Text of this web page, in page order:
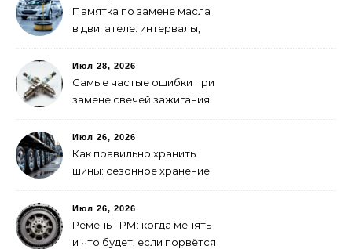
Памятка по замене масла
в двигателе: интервалы,
Июл 28, 2026
Самые частые ошибки при
замене свечей зажигания
Июл 26, 2026
Как правильно хранить
шины: сезонное хранение
Июл 26, 2026
Ремень ГРМ: когда менять
и что будет, если порвётся